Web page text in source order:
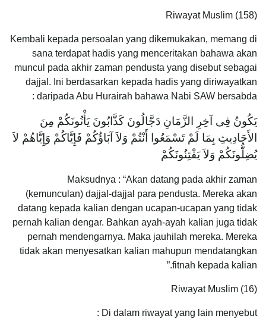
Riwayat Muslim (158)
Kembali kepada persoalan yang dikemukakan, memang di
sana terdapat hadis yang menceritakan bahawa akan
muncul pada akhir zaman pendusta yang disebut sebagai
dajjal. Ini berdasarkan kepada hadis yang diriwayatkan
daripada Abu Hurairah bahawa Nabi SAW bersabda :
يَكُونُ فِى آخِرِ الزَّمَانِ دَجَّالُونَ كَذَّابُونَ يَأْتُونَكُمْ مِنَ
الأَحَادِيثِ بِمَا لَمْ تَسْمَعُوا أَنْتُمْ وَلاَ آبَاؤُكُمْ فَإِيَّاكُمْ وَإِيَّاهُمْ لاَ
يُضِلُّونَكُمْ وَلاَ يَفْتِنُونَكُمْ
Maksudnya : “Akan datang pada akhir zaman
(kemunculan) dajjal-dajjal para pendusta. Mereka akan
datang kepada kalian dengan ucapan-ucapan yang tidak
pernah kalian dengar. Bahkan ayah-ayah kalian juga tidak
pernah mendengarnya. Maka jauhilah mereka. Mereka
tidak akan menyesatkan kalian mahupun mendatangkan
fitnah kepada kalian.”
Riwayat Muslim (16)
Di dalam riwayat yang lain menyebut :